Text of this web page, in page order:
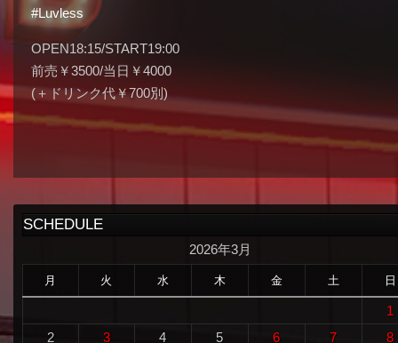
#Luvless
OPEN18:15/START19:00
前売￥3500/当日￥4000
(＋ドリンク代￥700別)
SCHEDULE
2026年3月
月 火 水 木 金 土 日
1
2
3 4 5 6 7
8